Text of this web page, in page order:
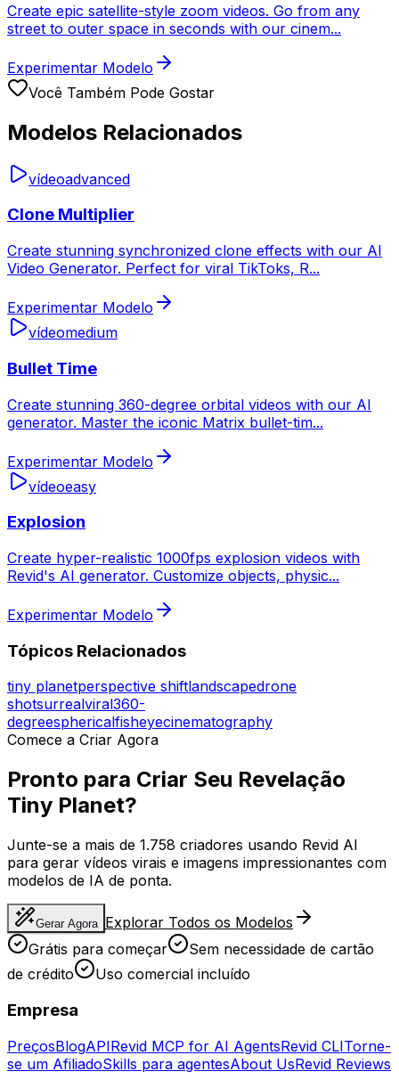
Create epic satellite-style zoom videos. Go from any
street to outer space in seconds with our cinem...
Experimentar Modelo
Você Também Pode Gostar
Modelos Relacionados
vídeoadvanced
Clone Multiplier
Create stunning synchronized clone effects with our AI
Video Generator. Perfect for viral TikToks, R...
Experimentar Modelo
vídeomedium
Bullet Time
Create stunning 360-degree orbital videos with our AI
generator. Master the iconic Matrix bullet-tim...
Experimentar Modelo
vídeoeasy
Explosion
Create hyper-realistic 1000fps explosion videos with
Revid's AI generator. Customize objects, physic...
Experimentar Modelo
Tópicos Relacionados
tiny planetperspective shiftlandscapedrone
shotsurrealviral360-
degreesphericalfisheyecinematography
Comece a Criar Agora
Pronto para Criar Seu Revelação
Tiny Planet?
Junte-se a mais de 1.758 criadores usando Revid AI
para gerar vídeos virais e imagens impressionantes com
modelos de IA de ponta.
Gerar Agora Explorar Todos os Modelos
Grátis para começar
Sem necessidade de cartão
de crédito
Uso comercial incluído
Empresa
PreçosBlogAPIRevid MCP for AI AgentsRevid CLITorne-
se um AfiliadoSkills para agentesAbout UsRevid Reviews